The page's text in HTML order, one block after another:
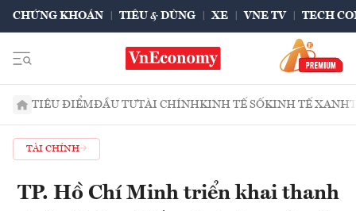
CHỨNG KHOÁN TIÊU & DÙNG XE VNE TV TECH
TIÊU ĐIỂMĐẦU TƯTÀI CHÍNHKINH TẾ SỐKINH TẾ XANH
TÀI CHÍNH
TP. Hồ Chí Minh triển khai thanh